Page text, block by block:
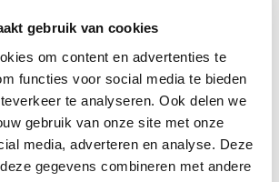
gebruik van cookies
om content en advertenties te
functies voor social media te bieden
te analyseren. Ook delen we
gebruik van onze site met onze
media, adverteren en analyse. Deze
gegevens combineren met andere
account